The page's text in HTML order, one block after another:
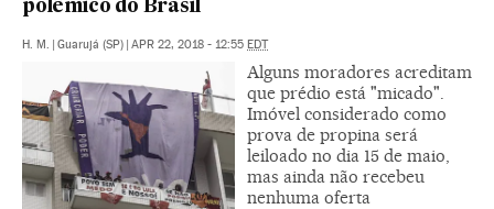
polêmico do Brasil
H. M. | Guarujá (SP) | APR 22, 2018 - 12:55 EDT
Alguns moradores acreditam
que prédio está "micado".
Imóvel considerado como
prova de propina será
leiloado no dia 15 de maio,
mas ainda não recebeu
nenhuma oferta